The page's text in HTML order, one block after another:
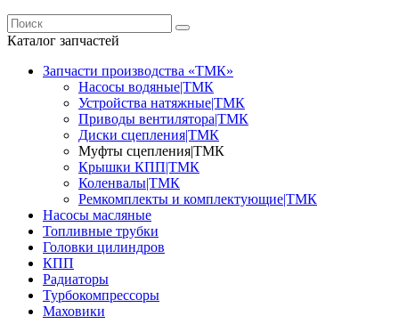
Каталог запчастей
Запчасти производства «ТМК»
Насосы водяные|ТМК
Устройства натяжные|ТМК
Приводы вентилятора|ТМК
Диски сцепления|ТМК
Муфты сцепления|ТМК
Крышки КПП|ТМК
Коленвалы|ТМК
Ремкомплекты и комплектующие|ТМК
Насосы масляные
Топливные трубки
Головки цилиндров
КПП
Радиаторы
Турбокомпрессоры
Маховики